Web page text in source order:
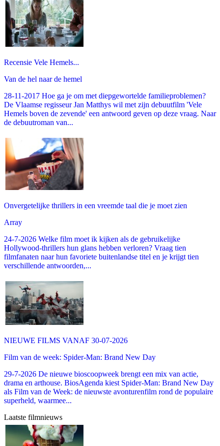
Recensie Vele Hemels...
Van de hel naar de hemel
28-11-2017 Hoe ga je om met diepgewortelde familieproblemen?
De Vlaamse regisseur Jan Matthys wil met zijn debuutfilm 'Vele
Hemels boven de zevende' een antwoord geven op deze vraag. Naar
de debuutroman van...
Onvergetelijke thrillers in een vreemde taal die je moet zien
Array
24-7-2026 Welke film moet ik kijken als de gebruikelijke
Hollywood-thrillers hun glans hebben verloren? Vraag tien
filmfanaten naar hun favoriete buitenlandse titel en je krijgt tien
verschillende antwoorden,...
NIEUWE FILMS VANAF 30-07-2026
Film van de week: Spider-Man: Brand New Day
29-7-2026 De nieuwe bioscoopweek brengt een mix van actie,
drama en arthouse. BiosAgenda kiest Spider-Man: Brand New Day
als Film van de Week: de nieuwste avonturenfilm rond de populaire
superheld, waarmee...
Laatste filmnieuws